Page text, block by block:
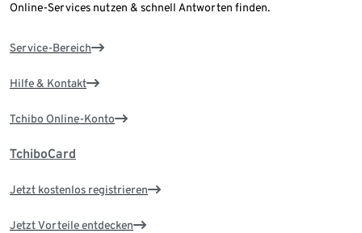
Online-Services nutzen & schnell Antworten finden.
Service-Bereich
Hilfe & Kontakt
Tchibo Online-Konto
TchiboCard
Jetzt kostenlos registrieren
Jetzt Vorteile entdecken